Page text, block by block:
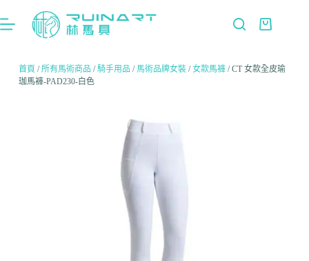
首頁 /所有馬術商品 /騎手用品 / 馬術品牌女裝/女款馬褲/ CT 女款全皮瑜
珈馬褲-PAD230-白色